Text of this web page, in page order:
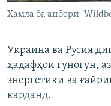
Ҳамла ба анбори
Украина ва Русия
ҳадафҳои гуногун,
энергетикӣ ва
карданд.